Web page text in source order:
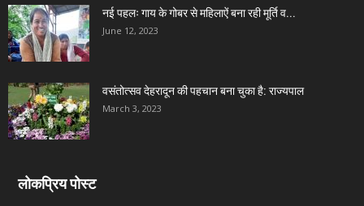
नई पहलः गाय के गोबर से महिलाऐं बना रही मूर्ति व...
June 12, 2023
वसंतोत्सव देहरादून की पहचान बना चुका है: राज्यपाल
March 3, 2023
लोकप्रिय पोस्ट